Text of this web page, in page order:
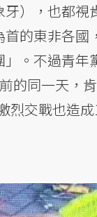
），也都
的東非各國
。不過青
同一天，
烈交戰也造